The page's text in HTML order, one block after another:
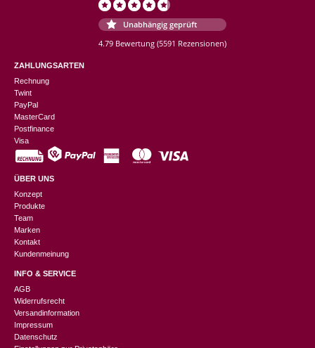
Unabhängig geprüft
4.79 Bewertung (5591 Rezensionen)
ZAHLUNGSARTEN
Rechnung
Twint
PayPal
MasterCard
Postfinance
Visa
ÜBER UNS
Konzept
Produkte
Team
Marken
Kontakt
Kundenmeinung
INFO & SERVICE
AGB
Widerrufsrecht
Versandinformation
Impressum
Datenschutz